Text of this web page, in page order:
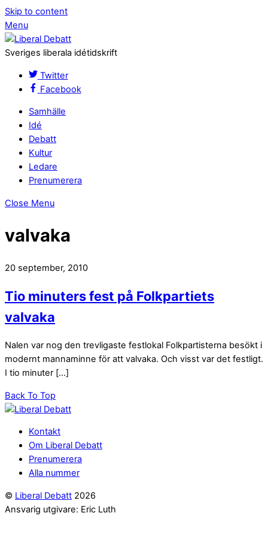
Skip to content
Menu
Sveriges liberala idétidskrift
Twitter
Facebook
Samhälle
Idé
Debatt
Kultur
Ledare
Prenumerera
Close Menu
valvaka
20 september, 2010
Tio minuters fest på Folkpartiets
valvaka
Nalen var nog den trevligaste festlokal Folkpartisterna besökt i
modernt mannaminne för att valvaka. Och visst var det festligt.
I tio minuter […]
Back To Top
Kontakt
Om Liberal Debatt
Prenumerera
Alla nummer
© Liberal Debatt 2026
Ansvarig utgivare: Eric Luth